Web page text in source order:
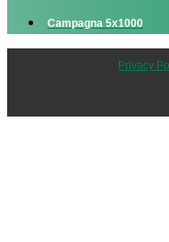
Campagna 5x1000
Privacy